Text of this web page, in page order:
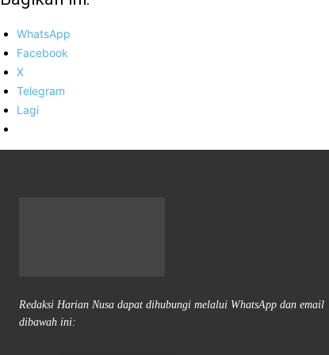
WhatsApp
Facebook
X
Telegram
Lagi
Redaksi Harian Nusa dapat dihubungi melalui WhatsApp dan email
dibawah ini: